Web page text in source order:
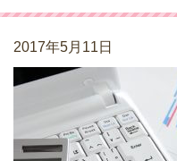
2017年5月11日